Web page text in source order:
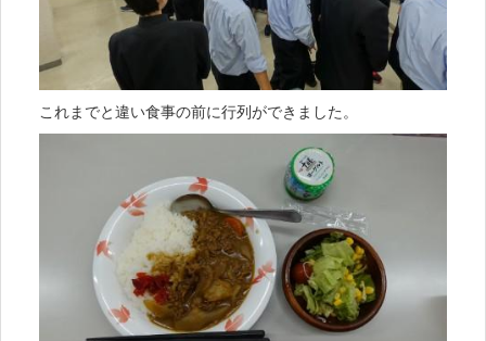
これまでと違い食事の前に行列ができました。